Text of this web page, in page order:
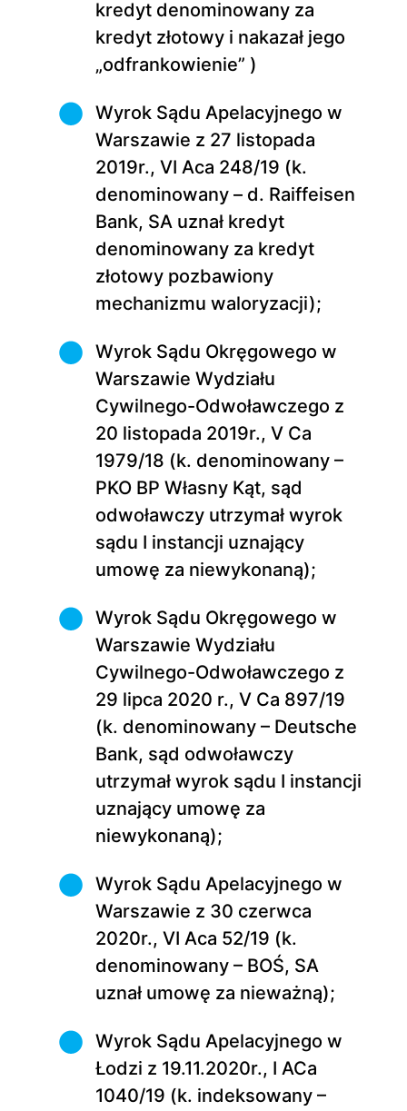
kredyt denominowany za
kredyt złotowy i nakazał jego
„odfrankowienie” )
Wyrok Sądu Apelacyjnego w
Warszawie z 27 listopada
2019r., VI Aca 248/19 (k.
denominowany – d. Raiffeisen
Bank, SA uznał kredyt
denominowany za kredyt
złotowy pozbawiony
mechanizmu waloryzacji);
Wyrok Sądu Okręgowego w
Warszawie Wydziału
Cywilnego-Odwoławczego z
20 listopada 2019r., V Ca
1979/18 (k. denominowany –
PKO BP Własny Kąt, sąd
odwoławczy utrzymał wyrok
sądu I instancji uznający
umowę za niewykonaną);
Wyrok Sądu Okręgowego w
Warszawie Wydziału
Cywilnego-Odwoławczego z
29 lipca 2020 r., V Ca 897/19
(k. denominowany – Deutsche
Bank, sąd odwoławczy
utrzymał wyrok sądu I instancji
uznający umowę za
niewykonaną);
Wyrok Sądu Apelacyjnego w
Warszawie z 30 czerwca
2020r., VI Aca 52/19 (k.
denominowany – BOŚ, SA
uznał umowę za nieważną);
Wyrok Sądu Apelacyjnego w
Łodzi z 19.11.2020r., I ACa
1040/19 (k. indeksowany –